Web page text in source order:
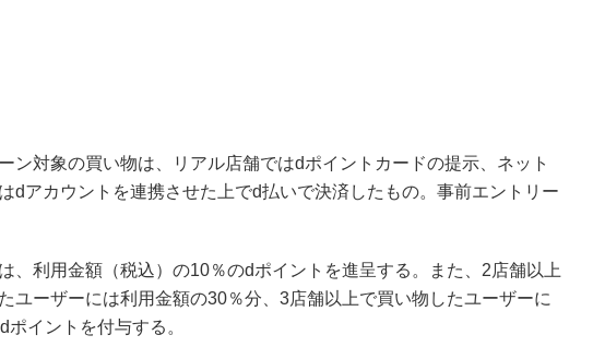
ン対象の買い物は、リアル店舗ではdポイントカードの提示、ネット
dアカウントを連携させた上でd払いで決済したもの。事前エントリー
、利用金額（税込）の10％のdポイントを進呈する。また、2店舗以上
ユーザーには利用金額の30％分、3店舗以上で買い物したユーザーに
ポイントを付与する。